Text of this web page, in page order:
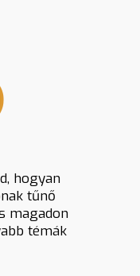
hogyan
tűnő
magadon
témák